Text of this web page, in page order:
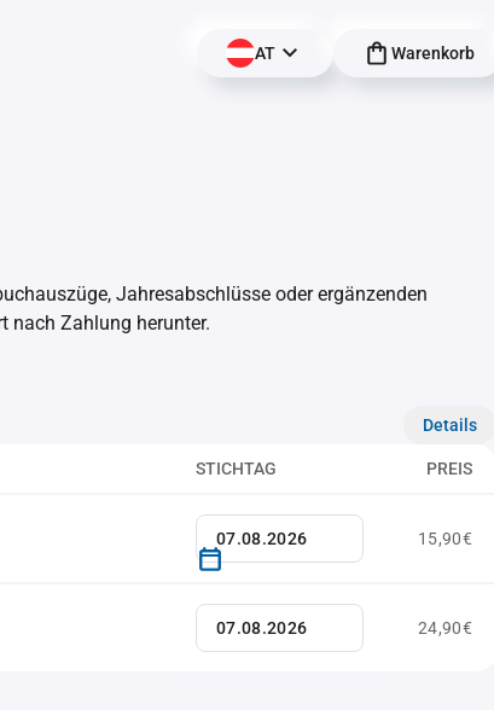
AT Warenkorb
Jahresabschlüsse oder ergänzenden
nach Zahlung herunter.
Details
STICHTAG PREIS
15,90€
24,90€